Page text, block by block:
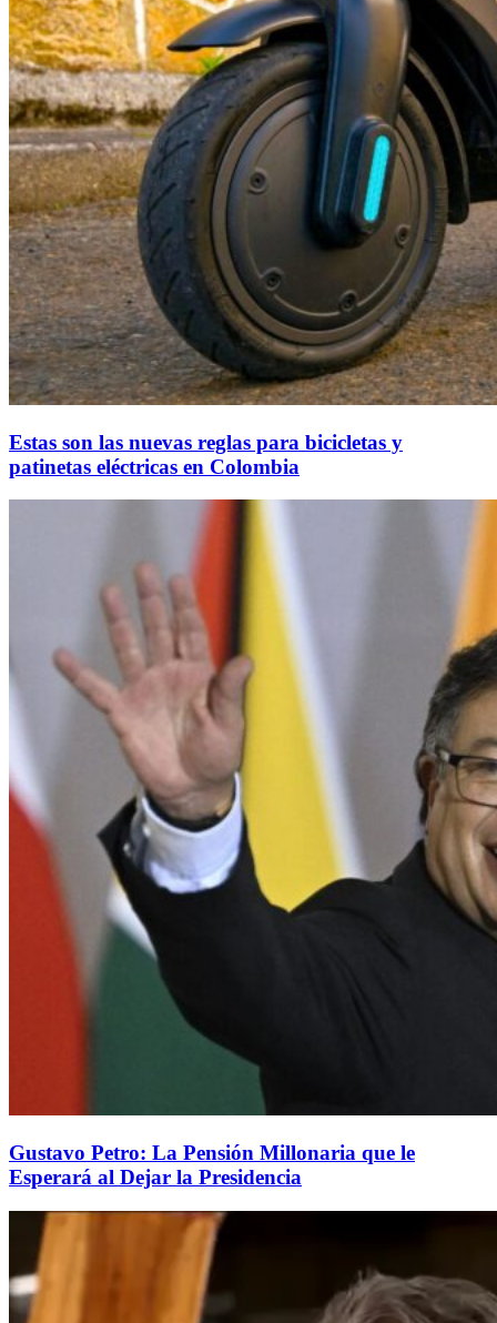
Estas son las nuevas reglas para bicicletas y
patinetas eléctricas en Colombia
Gustavo Petro: La Pensión Millonaria que le
Esperará al Dejar la Presidencia